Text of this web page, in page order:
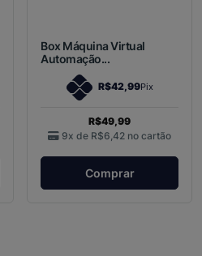
Box Máquina Virtual
Automação...
R$42,99Pix
R$49,99
9x de R$6,42 no cartão
Comprar